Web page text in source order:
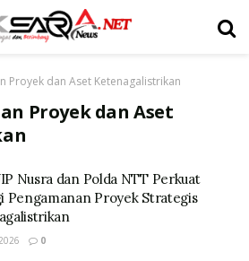
Proyek dan Aset Ketenagalistrikan
Proyek dan Aset
Nusra dan Polda NTT Perkuat
Pengamanan Proyek Strategis
0